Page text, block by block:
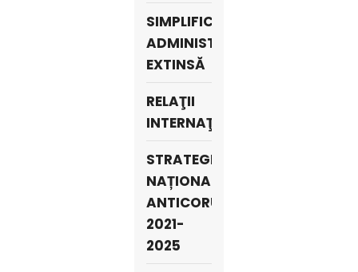
SIMPLIFICARE
ADMINISTRATIVĂ
EXTINSĂ
RELAŢII
INTERNAŢIONALE
STRATEGIA
NAȚIONALĂ
ANTICORUPȚIE
2021-
2025